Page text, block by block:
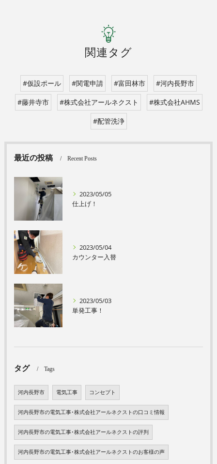
関連タグ
#仮設ポール #関電申請 #富田林市 #河内長野市
#藤井寺市 #株式会社アールネクスト #株式会社AHMS
#配管洗浄
最近の投稿 Recent Posts
2023/05/05
仕上げ！
2023/05/04
カウンター入替
2023/05/03
単発工事！
タグ Tags
河内長野市 電気工事 コンセプト
河内長野市の電気工事･株式会社アールネクストの口コミ情報
河内長野市の電気工事･株式会社アールネクストの評判
河内長野市の電気工事･株式会社アールネクストのお客様の声